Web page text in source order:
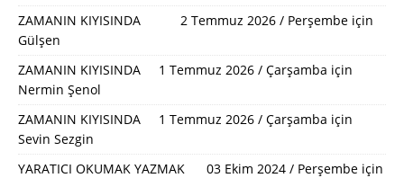
ZAMANIN KIYISINDA 2 Temmuz 2026 / Perşembe için
Gülşen
ZAMANIN KIYISINDA 1 Temmuz 2026 / Çarşamba için
Nermin Şenol
ZAMANIN KIYISINDA 1 Temmuz 2026 / Çarşamba için
Sevin Sezgin
YARATICI OKUMAK YAZMAK 03 Ekim 2024 / Perşembe için